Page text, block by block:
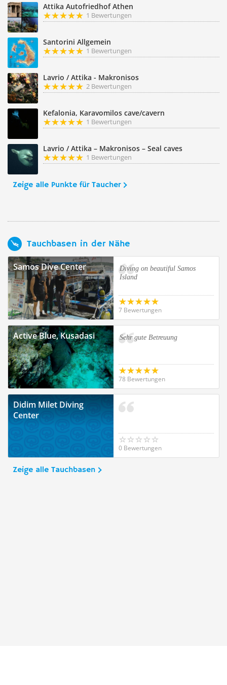
Attika Autofriedhof Athen
1 Bewertungen
Santorini Allgemein
1 Bewertungen
Lavrio / Attika - Makronisos
2 Bewertungen
Kefalonia, Karavomilos cave/cavern
1 Bewertungen
Lavrio / Attika – Makronisos – Seal caves
1 Bewertungen
Zeige alle Punkte für Taucher
Tauchbasen in der Nähe
Samos Dive Center
Diving on beautiful Samos
Island
7 Bewertungen
Active Blue, Kusadasi Sehr gute Betreuung
78 Bewertungen
Didim Milet Diving
Center
0 Bewertungen
Zeige alle Tauchbasen